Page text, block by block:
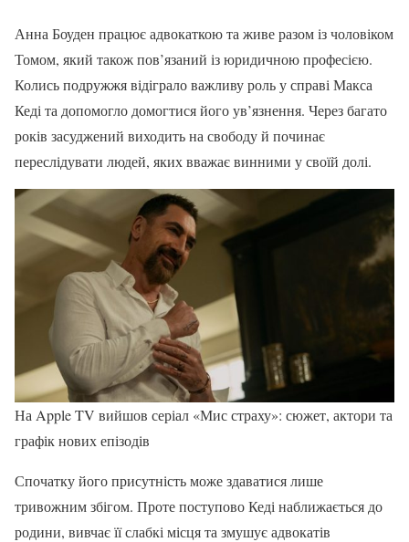
Анна Боуден працює адвокаткою та живе разом із чоловіком
Томом, який також пов’язаний із юридичною професією.
Колись подружжя відіграло важливу роль у справі Макса
Кеді та допомогло домогтися його ув’язнення. Через багато
років засуджений виходить на свободу й починає
переслідувати людей, яких вважає винними у своїй долі.
На Apple TV вийшов серіал «Мис страху»: сюжет, актори та
графік нових епізодів
Спочатку його присутність може здаватися лише
тривожним збігом. Проте поступово Кеді наближається до
родини, вивчає її слабкі місця та змушує адвокатів